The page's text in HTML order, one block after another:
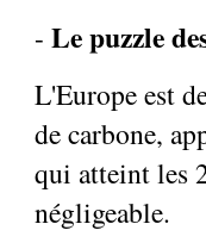
-Le puzzle
L'Europe est
de carbone,
qui atteint les
négligeable.